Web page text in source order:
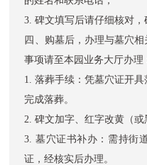
3. 碑文填写后请仔细核对，
四、购墓后，办理与墓穴
事项请至本园业务大厅办理
1. 落葬手续：凭墓穴证开
完成落葬。
2. 碑文加字、红字改黄（或
3. 墓穴证书补办：需持街
证，经核实后办理。